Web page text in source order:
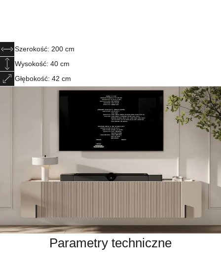
Szerokość: 200 cm
Wysokość: 40 cm
Głębokość: 42 cm
Parametry techniczne